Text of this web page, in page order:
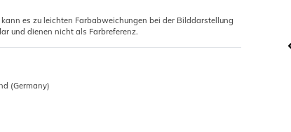
es zu leichten Farbabweichungen bei der Bilddarstellung
und dienen nicht als Farbreferenz.
(Germany)